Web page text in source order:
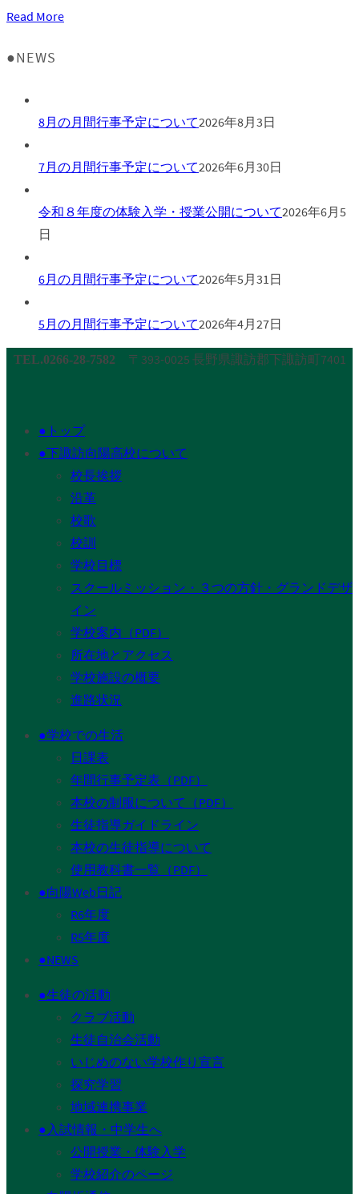
Read More
●NEWS
8月の月間行事予定について2026年8月3日
7月の月間行事予定について2026年6月30日
令和８年度の体験入学・授業公開について2026年6月5
日
6月の月間行事予定について2026年5月31日
5月の月間行事予定について2026年4月27日
TEL.0266-28-7582 〒393-0025 長野県諏訪郡下諏訪町7401
●トップ
●下諏訪向陽高校について
校長挨拶
沿革
校歌
校訓
学校目標
スクールミッション・３つの方針・グランドデザ
イン
学校案内（PDF）
所在地とアクセス
学校施設の概要
進路状況
●学校での生活
日課表
年間行事予定表（PDF）
本校の制服について（PDF）
生徒指導ガイドライン
本校の生徒指導について
使用教科書一覧（PDF）
●向陽Web日記
R6年度
R5年度
●NEWS
●生徒の活動
クラブ活動
生徒自治会活動
いじめのない学校作り宣言
探究学習
地域連携事業
●入試情報・中学生へ
公開授業・体験入学
学校紹介のページ